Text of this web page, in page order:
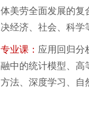
体美劳全面发展的复
决经济、社会、科学
专业课： 应用回归分
融中的统计模型、高
方法、深度学习、自